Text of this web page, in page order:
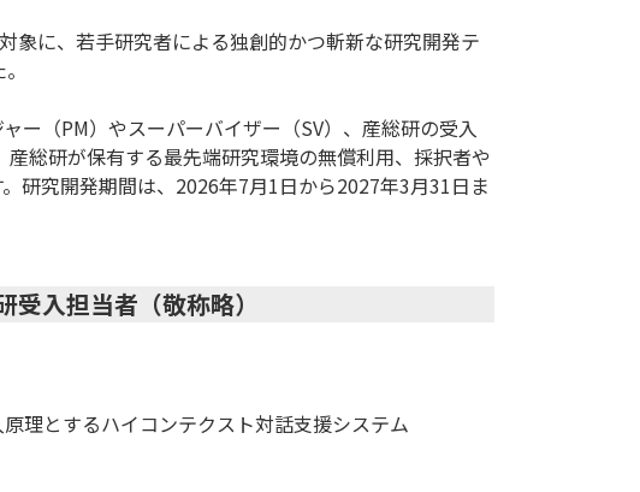
象に、若手研究者による独創的かつ斬新な研究開発テ
ー（PM）やスーパーバイザー（SV）、産総研の受入
総研が保有する最先端研究環境の無償利用、採択者や
研究開発期間は、2026年7月1日から2027年3月31日ま
入担当者（敬称略）
理とするハイコンテクスト対話支援システム